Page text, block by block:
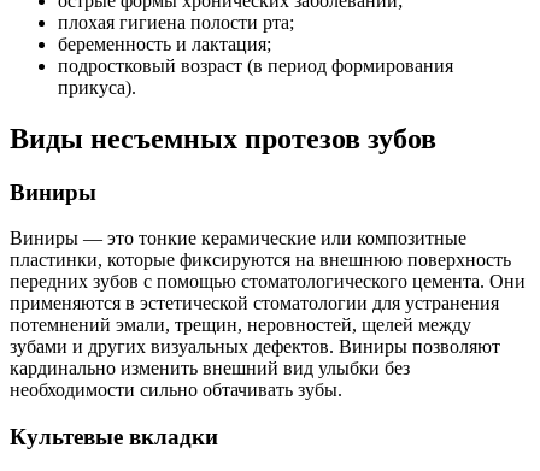
плохая гигиена полости рта;
беременность и лактация;
подростковый возраст (в период формирования
прикуса).
Виды несъемных протезов зубов
Виниры
Виниры — это тонкие керамические или композитные
пластинки, которые фиксируются на внешнюю поверхность
передних зубов с помощью стоматологического цемента. Они
применяются в эстетической стоматологии для устранения
потемнений эмали, трещин, неровностей, щелей между
зубами и других визуальных дефектов. Виниры позволяют
кардинально изменить внешний вид улыбки без
необходимости сильно обтачивать зубы.
Культевые вкладки